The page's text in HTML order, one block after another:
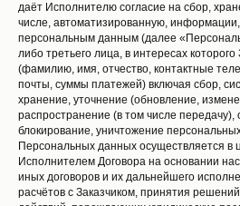
даёт Исполнителю согласие на сбор,
числе, автоматизированную,
персональным данным (далее
либо третьего лица, в интересах
(фамилию, имя, отчество, контактные
почты, суммы платежей) включая сбор,
хранение, уточнение (обновление,
распространение (в том числе передачу),
блокирование, уничтожение
Персональных данных осуществляется в
Исполнителем Договора на основании
иных договоров и их дальнейшего
расчётов с Заказчиком, принятия